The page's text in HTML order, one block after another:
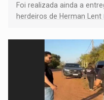
Foi realizada ainda a
herdeiros de Herman Lent